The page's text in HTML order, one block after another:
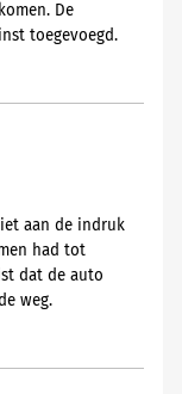
De
toegevoegd.
aan de indruk
had tot
dat de auto
weg.